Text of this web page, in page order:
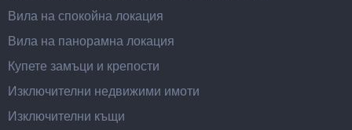
Вила на спокойна локация
Вила на панорамна локация
Купете замъци и крепости
Изключителни недвижими имоти
Изключителни къщи